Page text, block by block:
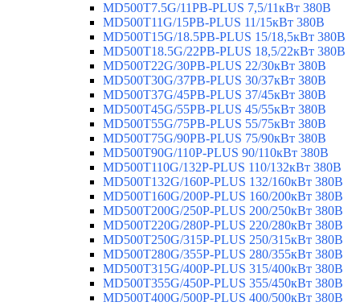
MD500T7.5G/11PB-PLUS 7,5/11кВт 380В
MD500T11G/15PB-PLUS 11/15кВт 380В
MD500T15G/18.5PB-PLUS 15/18,5кВт 380В
MD500T18.5G/22PB-PLUS 18,5/22кВт 380В
MD500T22G/30PB-PLUS 22/30кВт 380В
MD500T30G/37PB-PLUS 30/37кВт 380В
MD500T37G/45PB-PLUS 37/45кВт 380В
MD500T45G/55PB-PLUS 45/55кВт 380В
MD500T55G/75PB-PLUS 55/75кВт 380В
MD500T75G/90PB-PLUS 75/90кВт 380В
MD500T90G/110P-PLUS 90/110кВт 380В
MD500T110G/132P-PLUS 110/132кВт 380В
MD500T132G/160P-PLUS 132/160кВт 380В
MD500T160G/200P-PLUS 160/200кВт 380В
MD500T200G/250P-PLUS 200/250кВт 380В
MD500T220G/280P-PLUS 220/280кВт 380В
MD500T250G/315P-PLUS 250/315кВт 380В
MD500T280G/355P-PLUS 280/355кВт 380В
MD500T315G/400P-PLUS 315/400кВт 380В
MD500T355G/450P-PLUS 355/450кВт 380В
MD500T400G/500P-PLUS 400/500кВт 380В